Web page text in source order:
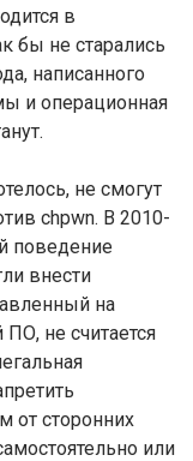
в
бы не старались
написанного
и операционная
не смогут
chpwn. В 2010-
поведение
внести
на
не считается
от сторонних
или